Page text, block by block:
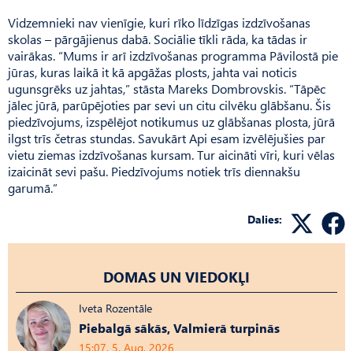
Vidzemnieki nav vienīgie, kuri rīko līdzīgas izdzīvošanas
skolas – pārgājienus dabā. Sociālie tīkli rāda, ka tādas ir
vairākas. “Mums ir arī izdzīvošanas programma Pāvilostā pie
jūras, kuras laikā it kā apgāžas plosts, jahta vai noticis
ugunsgrēks uz jahtas,” stāsta Mareks Dombrovskis. “Tāpēc
jālec jūrā, parūpējoties par sevi un citu cilvēku glābšanu. Šis
piedzīvojums, izspēlējot notikumus uz glābšanas plosta, jūrā
ilgst trīs četras stundas. Savukārt Api esam izvēlējušies par
vietu ziemas izdzīvošanas kursam. Tur aicināti vīri, kuri vēlas
izaicināt sevi pašu. Piedzīvojums notiek trīs diennakšu
garumā.”
Dalies:
DOMAS UN VIEDOKĻI
Iveta Rozentāle
Piebalgā sākās, Valmierā turpinās
15:07, 5. Aug, 2026